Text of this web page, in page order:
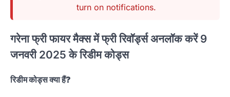
turn on notifications.
गरेना फ्री फायर मैक्स में फ्री रिवॉर्ड्स अनलॉक करें 9
जनवरी 2025 के रिडीम कोड्स
रिडीम कोड्स क्या हैं?